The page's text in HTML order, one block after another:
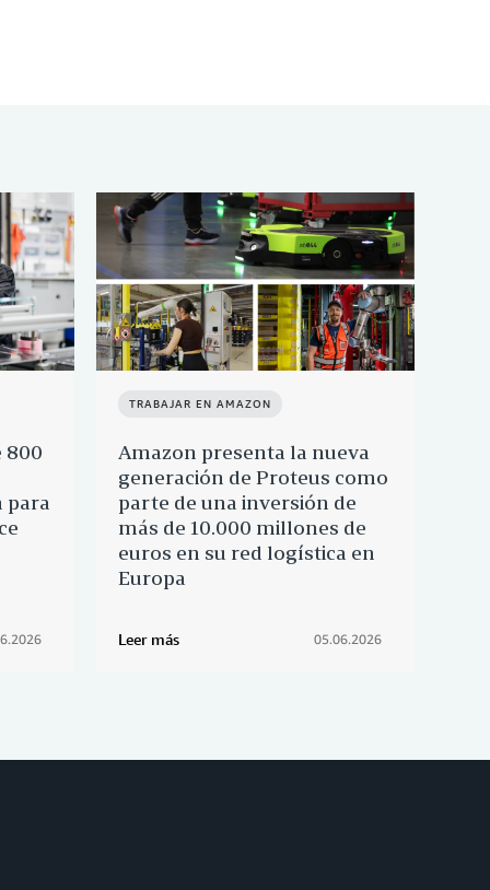
800
para
TRABAJAR EN AMAZON
Amazon presenta la nueva
generación de Proteus como
parte de una inversión de
más de 10.000 millones de
euros en su red logística en
Europa
Leer más 05.06.2026